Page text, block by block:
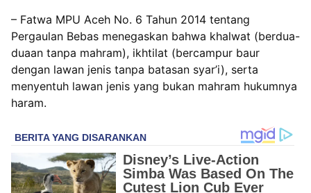
– ‌Fatwa MPU Aceh No. 6 Tahun 2014 tentang
Pergaulan Bebas menegaskan bahwa khalwat (berdua-
duaan tanpa mahram), ikhtilat (bercampur baur
dengan lawan jenis tanpa batasan syar’i), serta
menyentuh lawan jenis yang bukan mahram hukumnya
haram.